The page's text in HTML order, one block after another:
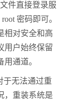
件直接登录服
密码即可。
相对安全和高
用户始终保留
通道。
无法通过重
，重装系统是